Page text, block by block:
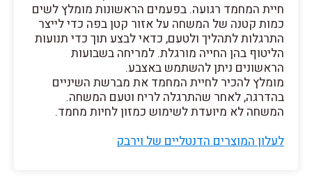
חיית המחמד רגועה. בפעמים הראשונות מומלץ לשים
כמות קטנה של המשחה על אזור קטן בפה כדי לייצר
התרגלות לתהליך ולטעם, כדאי לבצע תוך כדי תנועות
הליטוף בהן החייה מורגלת. למריחה בשבועות
הראשונים ניתן להשתמש באצבע.
מומלץ להכיר לחיית המחמד את מברשת השיניים
בהדרגה, לאחר שהתרגלה לריח וטעם המשחה.
המשחה לא מיועדת לשימוש כמזון לחיות מחמד.
לעלון המוצרים הדנטליים של וירבק